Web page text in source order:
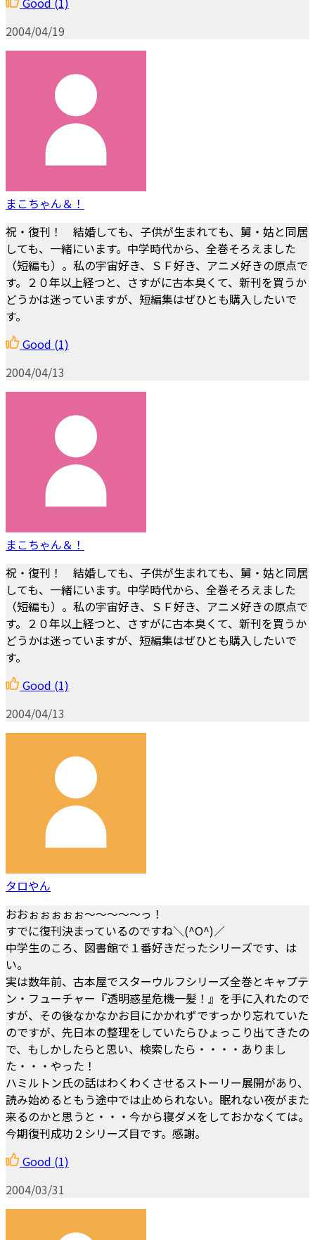
2004/04/19
まこちゃん＆！
祝・復刊！ 結婚しても、子供が生まれても、舅・姑と同居
しても、一緒にいます。中学時代から、全巻そろえました
（短編も）。私の宇宙好き、ＳＦ好き、アニメ好きの原点で
す。２０年以上経つと、さすがに古本臭くて、新刊を買うか
どうかは迷っていますが、短編集はぜひとも購入したいで
す。
Good (1)
2004/04/13
まこちゃん＆！
祝・復刊！ 結婚しても、子供が生まれても、舅・姑と同居
しても、一緒にいます。中学時代から、全巻そろえました
（短編も）。私の宇宙好き、ＳＦ好き、アニメ好きの原点で
す。２０年以上経つと、さすがに古本臭くて、新刊を買うか
どうかは迷っていますが、短編集はぜひとも購入したいで
す。
Good (1)
2004/04/13
タロやん
おおぉぉぉぉぉ～～～～～っ！
すでに復刊決まっているのですね＼(^O^)／
中学生のころ、図書館で１番好きだったシリーズです、は
い。
実は数年前、古本屋でスターウルフシリーズ全巻とキャプテ
ン・フューチャー『透明惑星危機一髪！』を手に入れたので
すが、その後なかなかお目にかかれずですっかり忘れていた
のですが、先日本の整理をしていたらひょっこり出てきたの
で、もしかしたらと思い、検索したら・・・・ありまし
た・・・やった！
ハミルトン氏の話はわくわくさせるストーリー展開があり、
読み始めるともう途中では止められない。眠れない夜がまた
来るのかと思うと・・・今から寝ダメをしておかなくては。
今期復刊成功２シリーズ目です。感謝。
Good (1)
2004/03/31